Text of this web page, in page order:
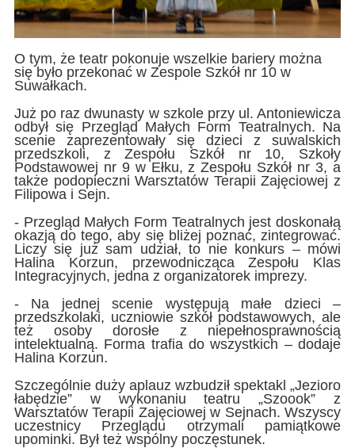
O tym, że teatr pokonuje wszelkie bariery można
się było przekonać w Zespole Szkół nr 10 w
Suwałkach.
Już po raz dwunasty w szkole przy ul. Antoniewicza
odbył się Przegląd Małych Form Teatralnych. Na
scenie zaprezentowały się dzieci z suwalskich
przedszkoli, z Zespołu Szkół nr 10, Szkoły
Podstawowej nr 9 w Ełku, z Zespołu Szkół nr 3, a
także podopieczni Warsztatów Terapii Zajęciowej z
Filipowa i Sejn.
- Przegląd Małych Form Teatralnych jest doskonałą
okazją do tego, aby się bliżej poznać, zintegrować.
Liczy się już sam udział, to nie konkurs – mówi
Halina Korzun, przewodnicząca Zespołu Klas
Integracyjnych, jedna z organizatorek imprezy.
- Na jednej scenie występują małe dzieci –
przedszkolaki, uczniowie szkół podstawowych, ale
też osoby dorosłe z niepełnosprawnością
intelektualną. Forma trafia do wszystkich – dodaje
Halina Korzun.
Szczególnie duży aplauz wzbudził spektakl „Jezioro
łabędzie” w wykonaniu teatru „Szoook” z
Warsztatów Terapii Zajęciowej w Sejnach. Wszyscy
uczestnicy Przeglądu otrzymali pamiątkowe
upominki. Był też wspólny poczęstunek.